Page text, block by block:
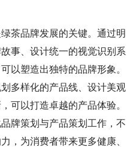
茶品牌发展的关键。通过明
事、设计统一的视觉识别系
以塑造出独特的品牌形象。
多样化的产品线、设计美观
可以打造卓越的产品体验。
牌策划与产品策划工作，不
，为消费者带来更多健康、